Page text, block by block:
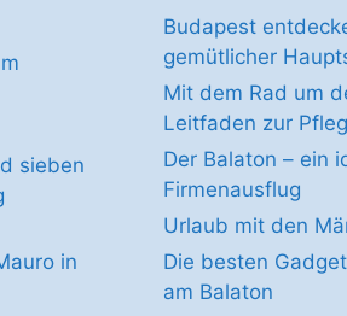
sieben
in
Budapest
gemütlicher
Mit dem Rad um
Leitfaden zur
Der Balaton – ein
Firmenausflug
Urlaub mit den
Die besten
am Balaton